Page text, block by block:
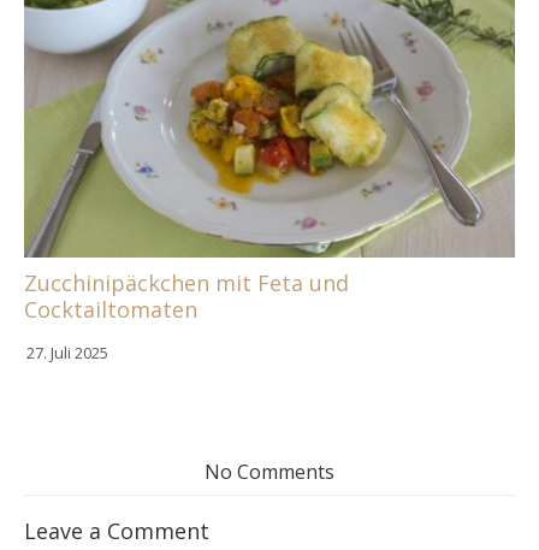
Zucchinipäckchen mit Feta und
Cocktailtomaten
27. Juli 2025
No Comments
Leave a Comment